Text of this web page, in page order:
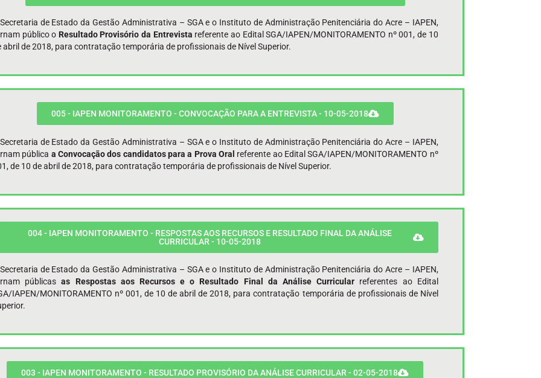
de Estado da Gestão Administrativa – SGA e o Instituto de Administração Penitenciária do Acre – IAPEN,
público o Resultado Provisório da Entrevista referente ao Edital SGA/IAPEN/MONITORAMENTO nº 001, de 10
abril de 2018, para contratação temporária de profissionais de Nível Superior.
005 - IAPEN MONITORAMENTO - CONVOCAÇÃO PARA A ENTREVISTA - 10-05-2018
de Estado da Gestão Administrativa – SGA e o Instituto de Administração Penitenciária do Acre – IAPEN,
pública a Convocação dos candidatos para a Prova Oral referente ao Edital SGA/IAPEN/MONITORAMENTO nº
de 10 de abril de 2018, para contratação temporária de profissionais de Nível Superior.
004 - IAPEN MONITORAMENTO - RESPOSTAS AOS RECURSOS E RESULTADO FINAL DA ANÁLISE
CURRICULAR - 10-05-2018
de Estado da Gestão Administrativa – SGA e o Instituto de Administração Penitenciária do Acre – IAPEN,
públicasas Respostas aos Recursos e o Resultado Final da Análise Curricular referentes ao Edital
IAPEN/MONITORAMENTO nº 001, de 10 de abril de 2018, para contratação temporária de profissionais de Nível
003 - IAPEN MONITORAMENTO - RESULTADO PROVISÓRIO DA ANÁLISE CURRICULAR - 02-05-2018